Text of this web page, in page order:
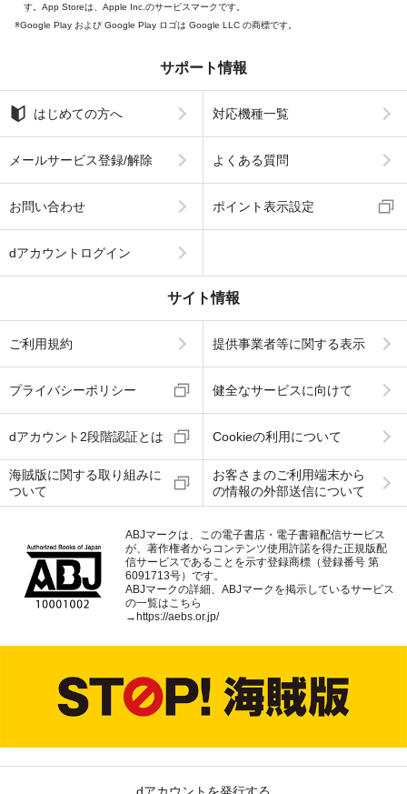
す。App Storeは、Apple Inc.のサービスマークです。
Google Play および Google Play ロゴは Google LLC の商標です。
サポート情報
はじめての方へ 対応機種一覧
メールサービス登録/解除 よくある質問
お問い合わせ ポイント表示設定
dアカウントログイン
サイト情報
ご利用規約 提供事業者等に関する表示
プライバシーポリシー 健全なサービスに向けて
dアカウント2段階認証とは Cookieの利用について
海賊版に関する取り組みに
ついて
お客さまのご利用端末から
の情報の外部送信について
ABJマークは、この電子書店・電子書籍配信サービス
が、著作権者からコンテンツ使用許諾を得た正規版配
信サービスであることを示す登録商標（登録番号 第
6091713号）です。
ABJマークの詳細、ABJマークを掲示しているサービス
の一覧はこちら
→ https://aebs.or.jp/